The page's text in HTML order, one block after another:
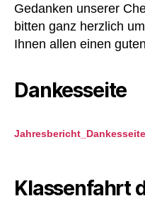
Gedanken unserer
bitten ganz herzlich
Ihnen allen einen
Dankesseite
Jahresbericht_Dankesseite
Klassenfahrt